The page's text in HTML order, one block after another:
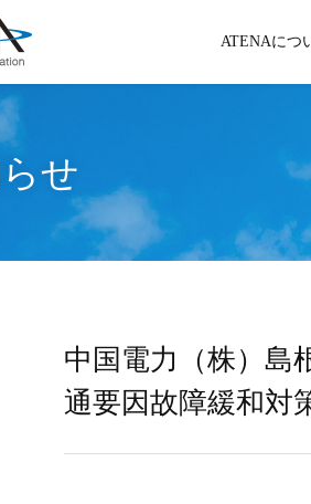
ATENAにつ
せ
中国電力（株）
通要因故障緩和対